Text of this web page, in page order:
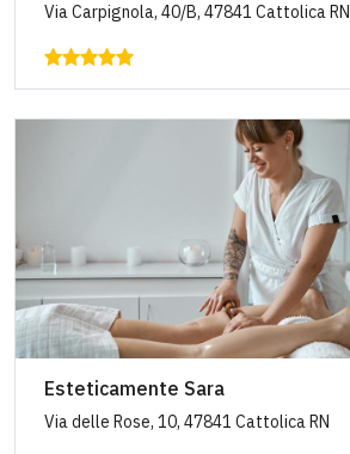
Via Carpignola, 40/B, 47841 Cattolica RN
Esteticamente Sara
Via delle Rose, 10, 47841 Cattolica RN